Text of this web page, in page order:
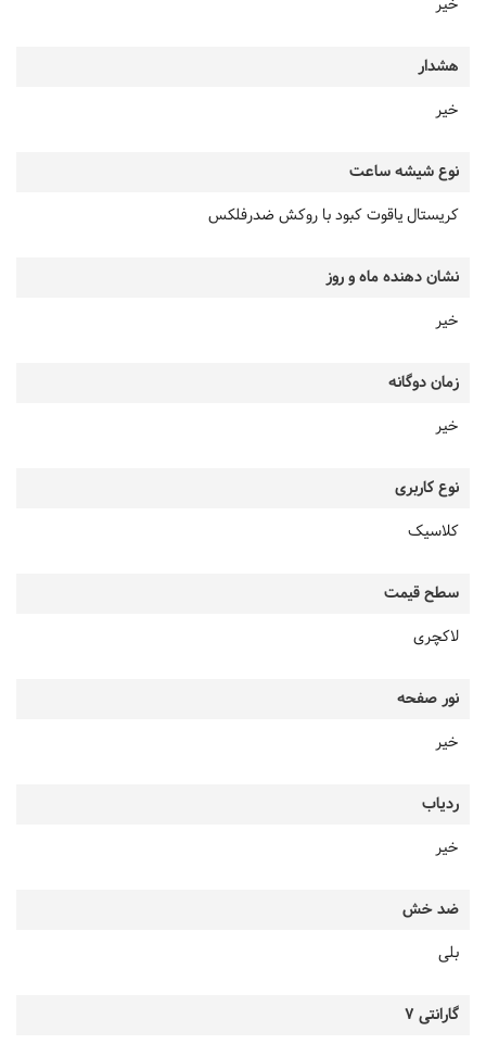
هشدار
خیر
نوع شیشه ساعت
کریستال یاقوت کبود با روکش ضدرفلکس
نشان دهنده ماه و روز
خیر
زمان دوگانه
خیر
نوع کاربری
کلاسیک
سطح قیمت
لاکچری
نور صفحه
خیر
ردیاب
خیر
ضد خش
بلی
گارانتی 7